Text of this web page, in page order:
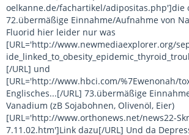
oelkanne.de/fachartikel/adipositas.php']die
72.übermäßige Einnahme/Aufnahme von
Fluorid hier leider nur was
[URL='http://www.newmediaexplorer.org/
[/URL] und
[URL='http://www.hbci.com/%7Ewenonah/
Englisches...[/URL] 73.übermäßige
Vanadium (zB Sojabohnen, Olivenöl, Eier)
[URL='http://www.orthonews.net/news22-
7.11.02.htm']Link dazu[/URL] Und da